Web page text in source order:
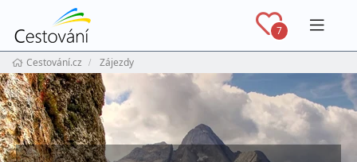
7
Cestování.cz Zájezdy